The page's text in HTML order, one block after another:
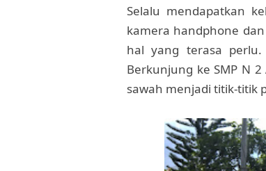
Selalu mendapatkan
kamera handphone
hal yang terasa
Berkunjung ke SMP N
sawah menjadi titik-titik